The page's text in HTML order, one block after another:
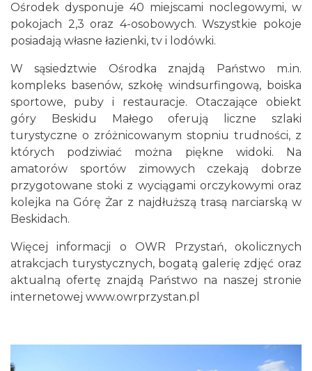
Ośrodek dysponuje 40 miejscami noclegowymi, w
pokojach 2,3 oraz 4-osobowych. Wszystkie pokoje
posiadają własne łazienki, tv i lodówki.
W sąsiedztwie Ośrodka znajdą Państwo m.in.
kompleks basenów, szkołę windsurfingową, boiska
sportowe, puby i restauracje. Otaczające obiekt
góry Beskidu Małego oferują liczne szlaki
turystyczne o zróżnicowanym stopniu trudności, z
których podziwiać można piękne widoki. Na
amatorów sportów zimowych czekają dobrze
przygotowane stoki z wyciągami orczykowymi oraz
kolejka na Górę Żar z najdłuższą trasą narciarską w
Beskidach.
Więcej informacji o OWR Przystań, okolicznych
atrakcjach turystycznych, bogatą galerię zdjęć oraz
aktualną ofertę znajdą Państwo na naszej stronie
internetowej www.owrprzystan.pl